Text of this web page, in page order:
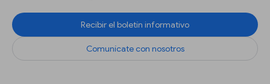
Recibir el boletín informativo
Comunícate con nosotros